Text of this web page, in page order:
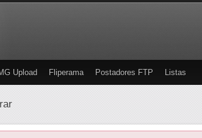
Upload Fliperama Postadores FTP Listas